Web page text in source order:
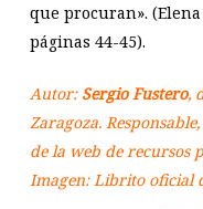
que procuran».
páginas 44-45).
Autor: Sergio Fustero,
Zaragoza.
de la web de recursos
Imagen: Librito oficial